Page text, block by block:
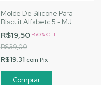
Molde De Silicone Para
Biscuit Alfabeto 5 - MJ
Artesanatos |Cód. 3172
R$19,50-50%OFF
R$39,00
R$19,31 com Pix